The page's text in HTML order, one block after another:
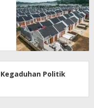
Politik